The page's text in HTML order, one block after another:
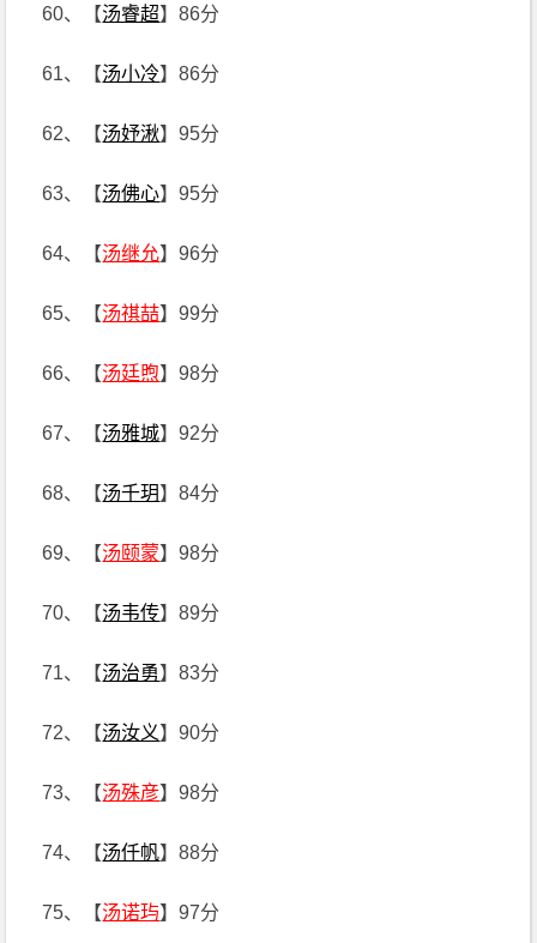
60、【汤睿超】86分
61、【汤小冷】86分
62、【汤妤湫】95分
63、【汤佛心】95分
64、【汤继允】96分
65、【汤祺喆】99分
66、【汤廷煦】98分
67、【汤雅城】92分
68、【汤千玥】84分
69、【汤颐蒙】98分
70、【汤韦传】89分
71、【汤治勇】83分
72、【汤汝义】90分
73、【汤殊彦】98分
74、【汤仟帆】88分
75、【汤诺玙】97分